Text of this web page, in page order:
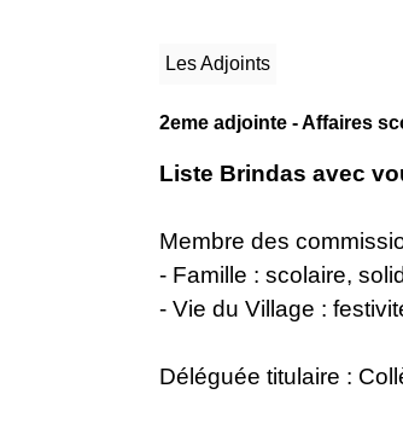
Les Adjoints
2eme adjointe - Affaires
Liste Brindas avec
Membre des
- Famille : scolaire,
- Vie du Village :
Déléguée titulaire :